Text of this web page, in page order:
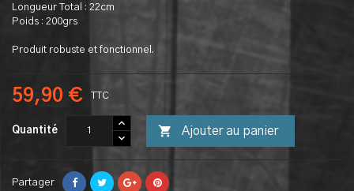
Longueur Total : 22cm
Poids : 200grs
Produit robuste et fonctionnel.
59,90 € TTC
Quantité  Ajouter au panier
Partager